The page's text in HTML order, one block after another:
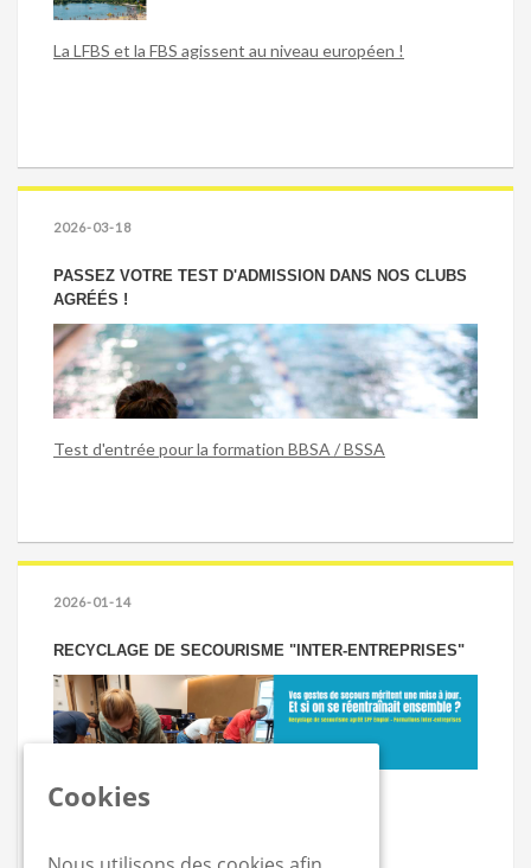
La LFBS et la FBS agissent au niveau européen !
2026-03-18
PASSEZ VOTRE TEST D'ADMISSION DANS NOS CLUBS
AGRÉÉS !
Test d'entrée pour la formation BBSA / BSSA
2026-01-14
RECYCLAGE DE SECOURISME "INTER-ENTREPRISES"
Louvain-La-Neuve & Bruxelles
Cookies